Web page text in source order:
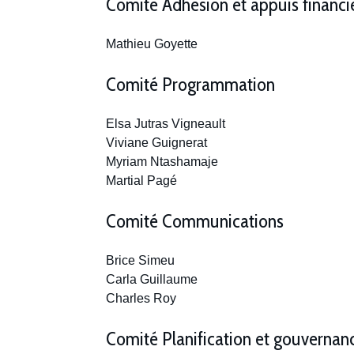
Mathieu Goyette
Comité Programmation
Elsa Jutras Vigneault
Viviane Guignerat
Myriam Ntashamaje
Martial Pagé
Comité Communications
Brice Simeu
Carla Guillaume
Charles Roy
Comité Planification et